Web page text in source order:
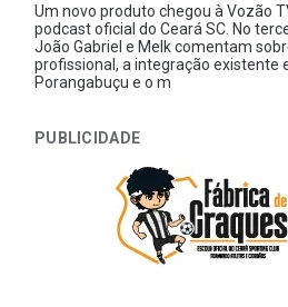
Um novo produto chegou à Vozão
podcast oficial do Ceará SC. No
João Gabriel e Melk comentam
profissional, a integração existente
Porangabuçu e o m
PUBLICIDADE